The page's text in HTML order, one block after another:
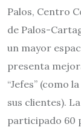
Palos, Centro
de Palos-
un mayor
presenta
“Jefes” (como
sus clientes).
participado 60